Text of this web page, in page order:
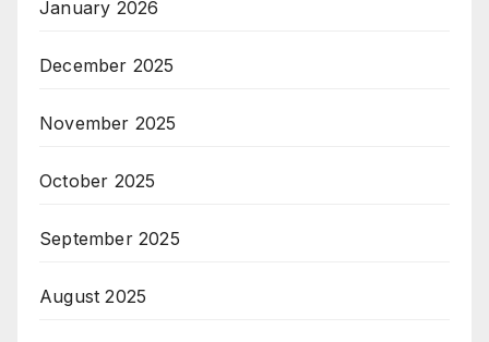
January 2026
December 2025
November 2025
October 2025
September 2025
August 2025